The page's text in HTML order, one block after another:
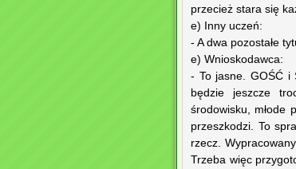
przecież stara się
e) Inny uczeń:
- A dwa pozostałe
e) Wnioskodawca:
- To jasne. GOŚĆ i
będzie jeszcze
środowisku, młode
przeszkodzi. To
rzecz.
Trzeba więc